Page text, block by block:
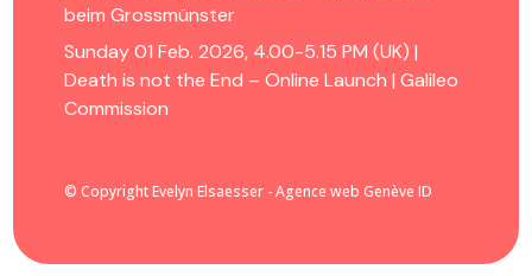
beim Grossmünster
Sunday 01 Feb. 2026, 4.00-5.15 PM (UK) |
Death is not the End – Online Launch | Galileo
Commission
© Copyright Evelyn Elsaesser - Agence web Genève ID